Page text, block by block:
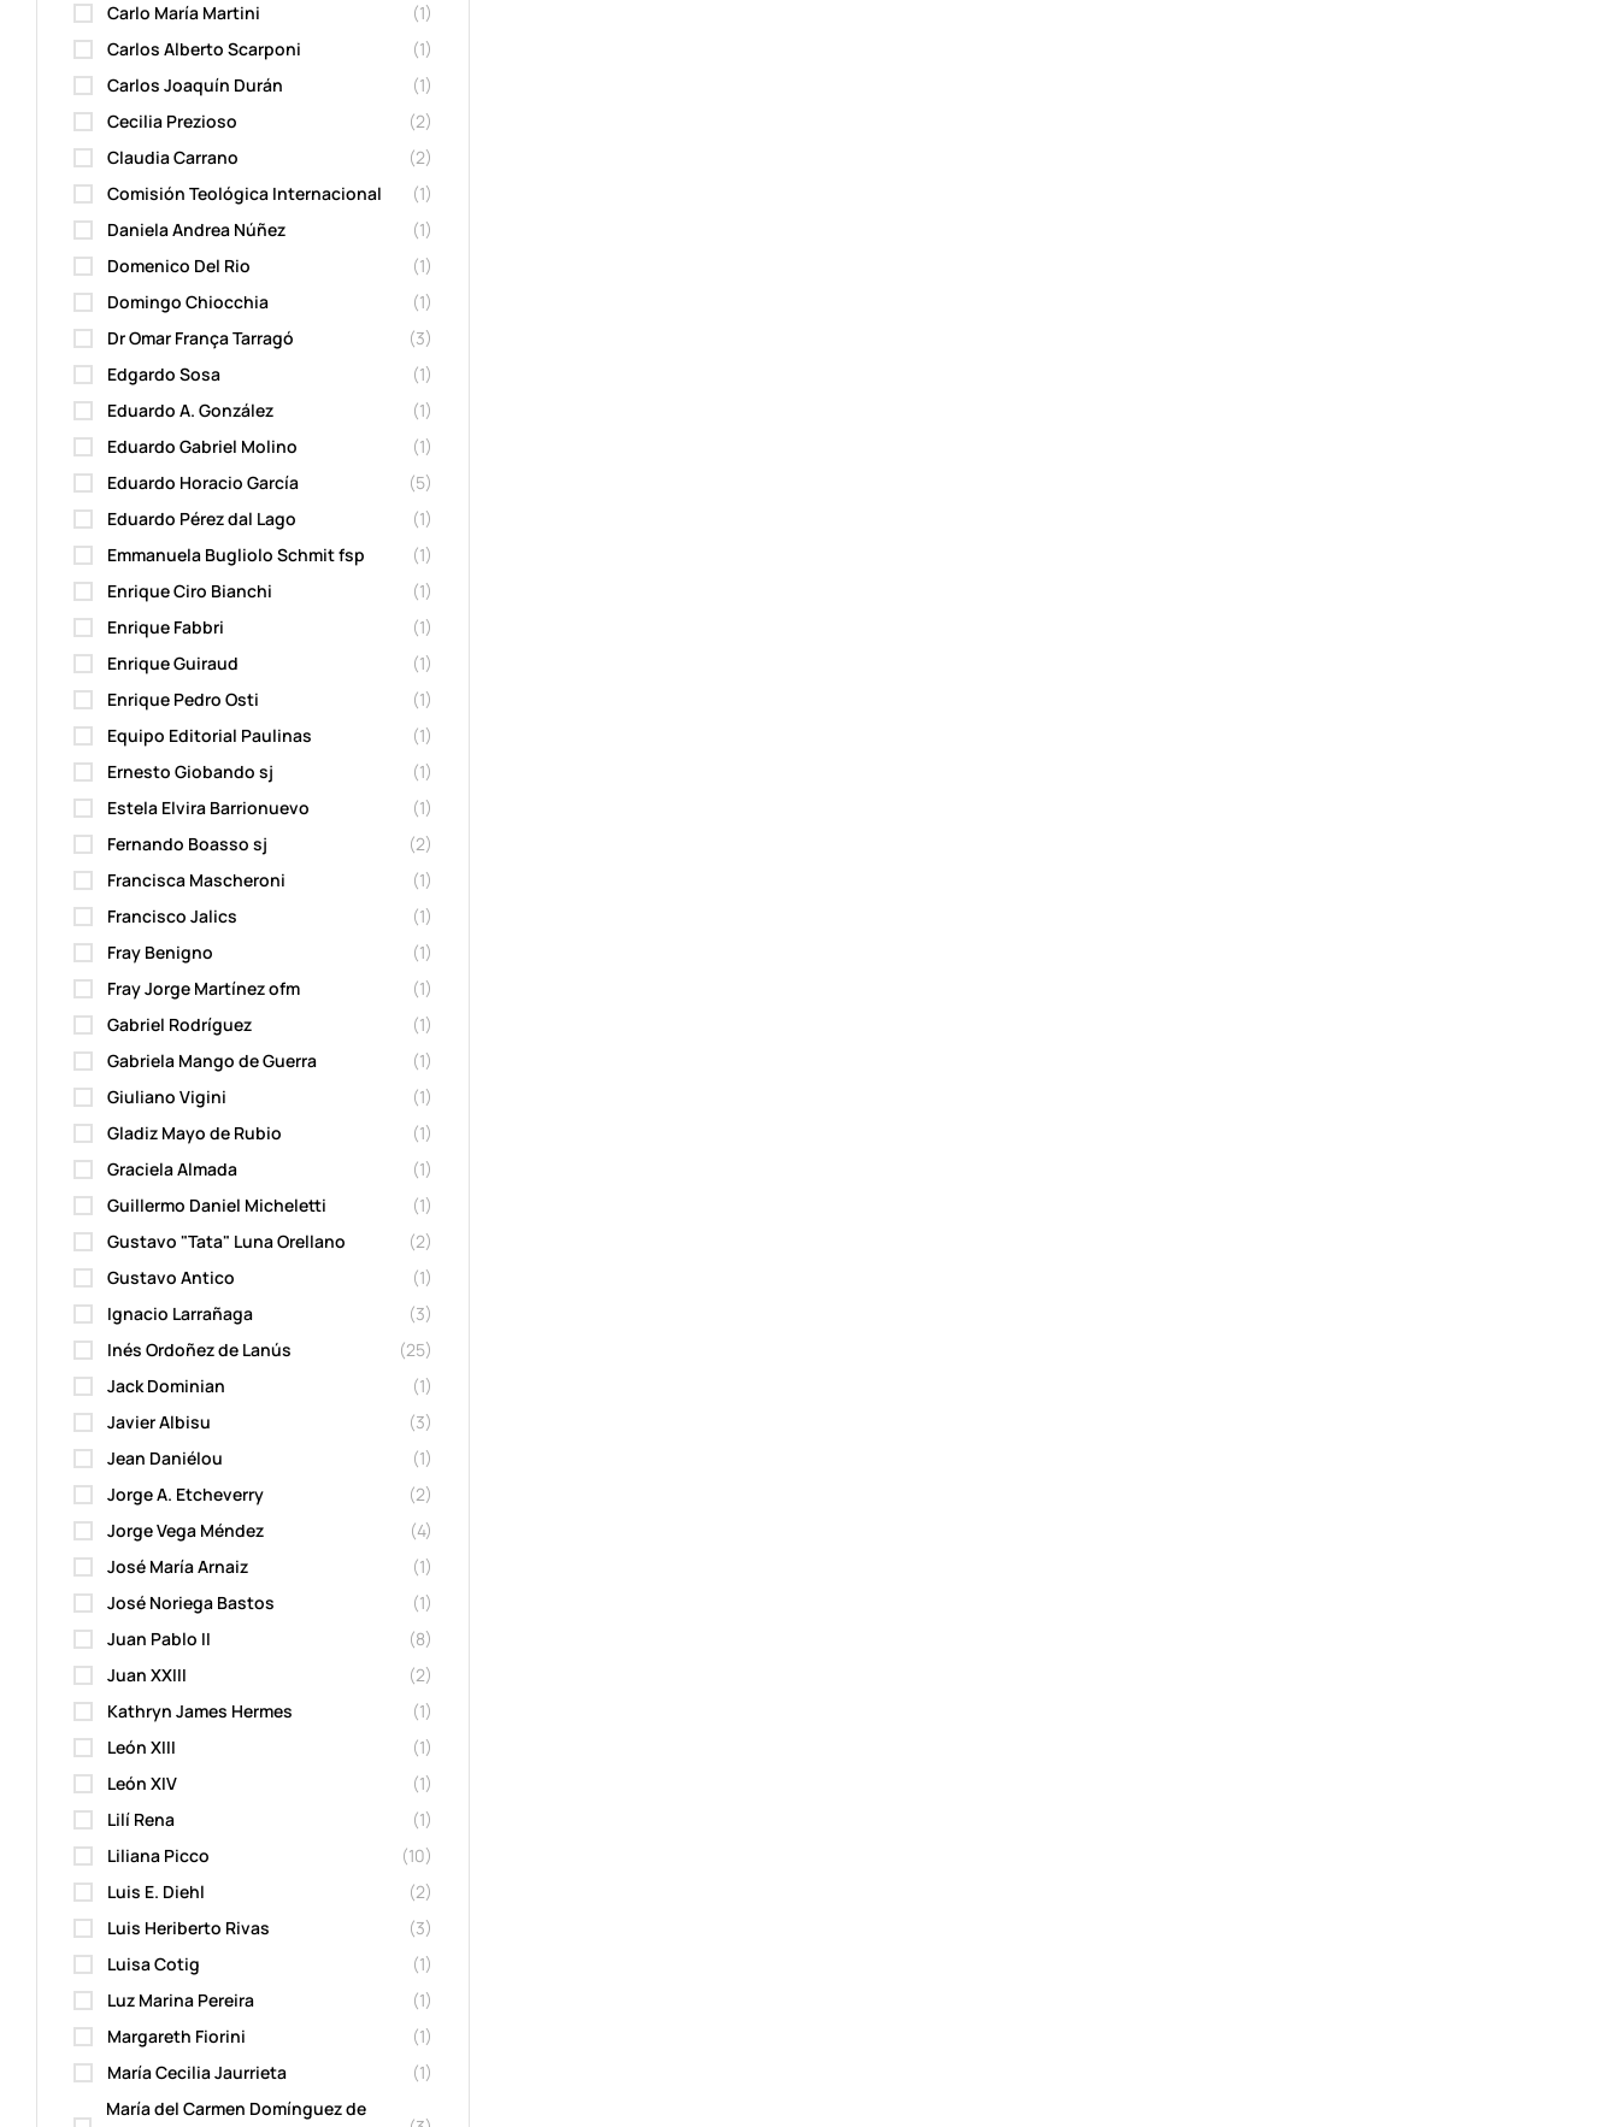
Carlo María Martini
(1)
Carlos Alberto Scarponi
(1)
Carlos Joaquín Durán
(1)
Cecilia Prezioso
(2)
Claudia Carrano
(2)
Comisión Teológica Internacional
(1)
Daniela Andrea Núñez
(1)
Domenico Del Rio
(1)
Domingo Chiocchia
(1)
Dr Omar França Tarragó
(3)
Edgardo Sosa
(1)
Eduardo A. González
(1)
Eduardo Gabriel Molino
(1)
Eduardo Horacio García
(5)
Eduardo Pérez dal Lago
(1)
Emmanuela Bugliolo Schmit fsp
(1)
Enrique Ciro Bianchi
(1)
Enrique Fabbri
(1)
Enrique Guiraud
(1)
Enrique Pedro Osti
(1)
Equipo Editorial Paulinas
(1)
Ernesto Giobando sj
(1)
Estela Elvira Barrionuevo
(1)
Fernando Boasso sj
(2)
Francisca Mascheroni
(1)
Francisco Jalics
(1)
Fray Benigno
(1)
Fray Jorge Martínez ofm
(1)
Gabriel Rodríguez
(1)
Gabriela Mango de Guerra
(1)
Giuliano Vigini
(1)
Gladiz Mayo de Rubio
(1)
Graciela Almada
(1)
Guillermo Daniel Micheletti
(1)
Gustavo "Tata" Luna Orellano
(2)
Gustavo Antico
(1)
Ignacio Larrañaga
(3)
Inés Ordoñez de Lanús
(25)
Jack Dominian
(1)
Javier Albisu
(3)
Jean Daniélou
(1)
Jorge A. Etcheverry
(2)
Jorge Vega Méndez
(4)
José María Arnaiz
(1)
José Noriega Bastos
(1)
Juan Pablo II
(8)
Juan XXIII
(2)
Kathryn James Hermes
(1)
León XIII
(1)
León XIV
(1)
Lilí Rena
(1)
Liliana Picco
(10)
Luis E. Diehl
(2)
Luis Heriberto Rivas
(3)
Luisa Cotig
(1)
Luz Marina Pereira
(1)
Margareth Fiorini
(1)
María Cecilia Jaurrieta
(1)
María del Carmen Domínguez de